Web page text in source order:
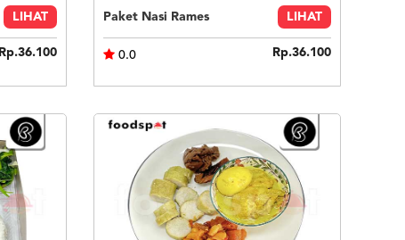
LIHAT
Rp.36.100
Paket Nasi Rames LIHAT
0.0 Rp.36.100